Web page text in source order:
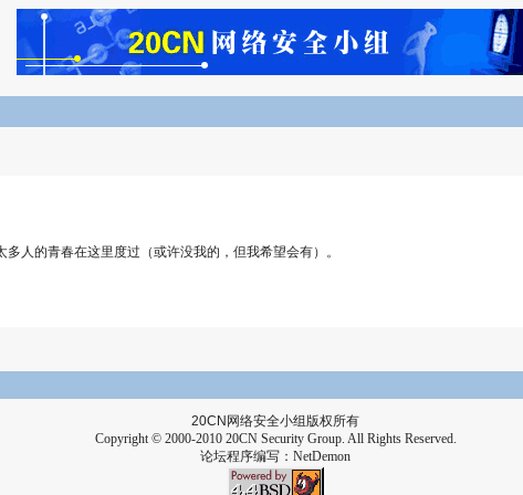
人的青春在这里度过（或许没我的，但我希望会有）。
20CN 网络安全小组版权所有
Copyright © 2000-2010 20CN Security Group. All Rights Reserved.
论坛程序编写： NetDemon